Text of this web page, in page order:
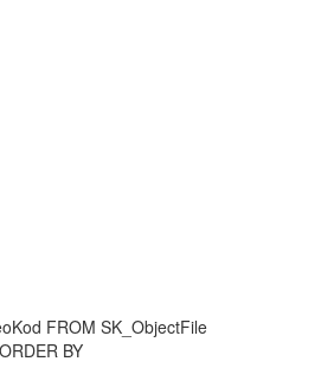
FROM SK_ObjectFile
BY